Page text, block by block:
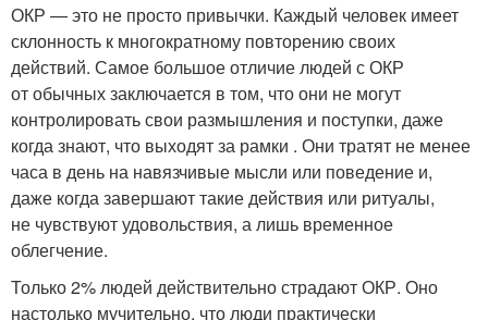
ОКР — это не просто привычки. Каждый человек имеет
склонность к многократному повторению своих
действий. Самое большое отличие людей с ОКР
от обычных заключается в том, что они не могут
контролировать свои размышления и поступки, даже
когда знают, что выходят за рамки . Они тратят не менее
часа в день на навязчивые мысли или поведение и,
даже когда завершают такие действия или ритуалы,
не чувствуют удовольствия, а лишь временное
облегчение.
Только 2% людей действительно страдают ОКР. Оно
настолько мучительно, что люди практически